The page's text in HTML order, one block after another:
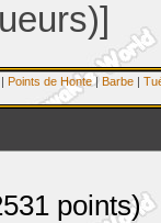
| Points de Honte| Barbe |
points)